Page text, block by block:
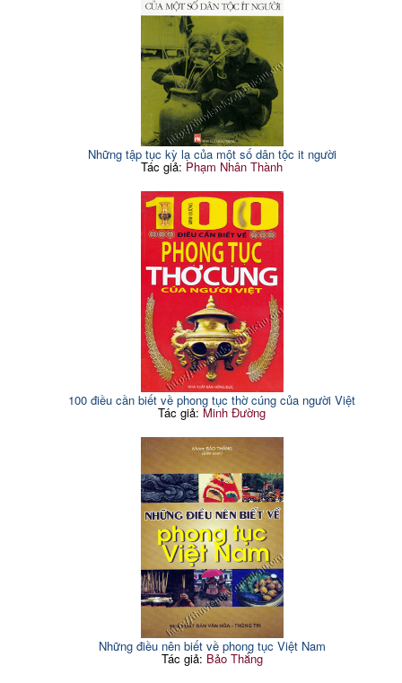
Những tập tục kỳ lạ của một số dân tộc it người
Tác giả:Phạm Nhân Thành
100 điều cần biết về phong tục thờ cúng của người Việt
Tác giả:Minh Đường
Những điều nên biết về phong tục Việt Nam
Tác giả: Bảo Thắng